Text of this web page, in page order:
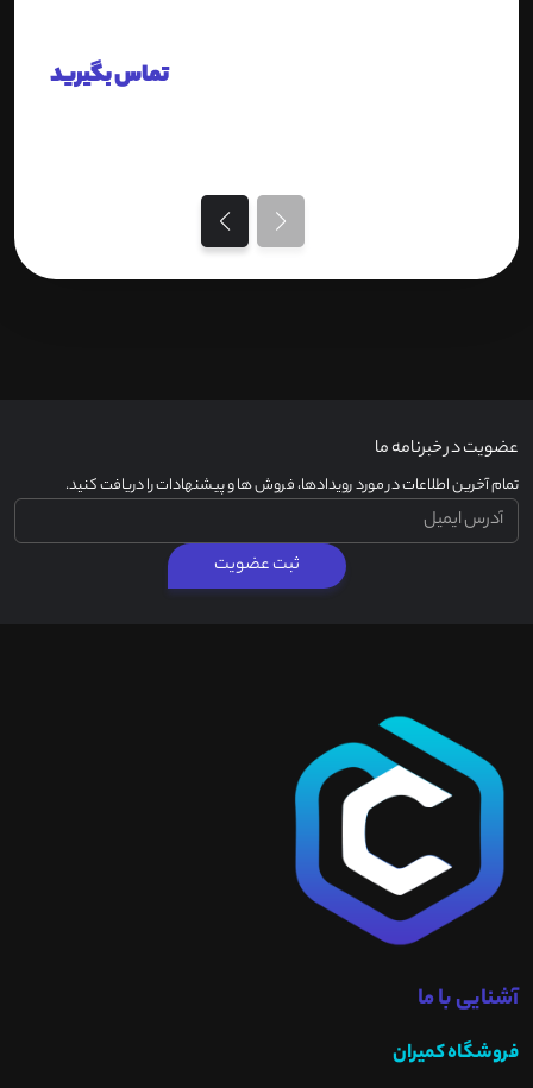
تماس بگیرید
عضویت در خبرنامه ما
تمام آخرین اطلاعات در مورد رویدادها، فروش ها و پیشنهادات را دریافت کنید.
ثبت عضویت
آشنایی با ما
فروشگاه کمیران